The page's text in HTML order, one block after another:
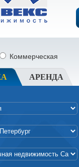
Коммерческая
АРЕНДА